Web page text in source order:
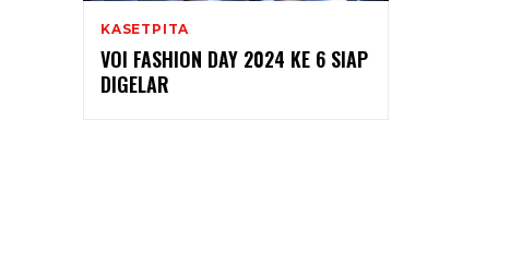
KASETPITA
VOI FASHION DAY 2024 KE 6 SIAP
DIGELAR